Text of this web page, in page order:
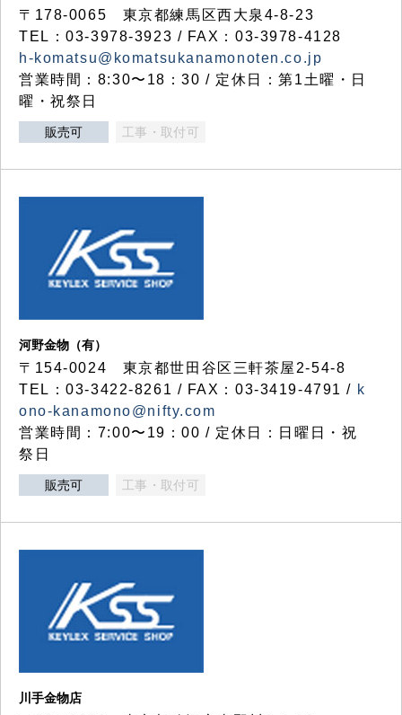
〒178-0065 東京都練馬区西大泉4-8-23
TEL：03-3978-3923 / FAX：03-3978-4128
h-komatsu@komatsukanamonoten.co.jp
営業時間：8:30〜18：30 / 定休日：第1土曜・日
曜・祝祭日
販売可 工事・取付可
河野金物（有）
〒154-0024 東京都世田谷区三軒茶屋2-54-8
TEL：03-3422-8261 / FAX：03-3419-4791 / k
ono-kanamono@nifty.com
営業時間：7:00〜19：00 / 定休日：日曜日・祝
祭日
販売可 工事・取付可
川手金物店